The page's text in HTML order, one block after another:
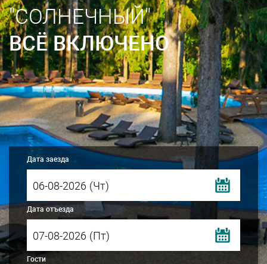
"СОЛНЕЧНЫЙ"
ВСЁ ВКЛЮЧЕНО
Дата заезда
(Чт)
Дата отъезда
(Пт)
Гости